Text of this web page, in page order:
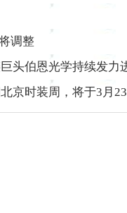
调整
头伯恩光学持续发力
京时装周，将于3月